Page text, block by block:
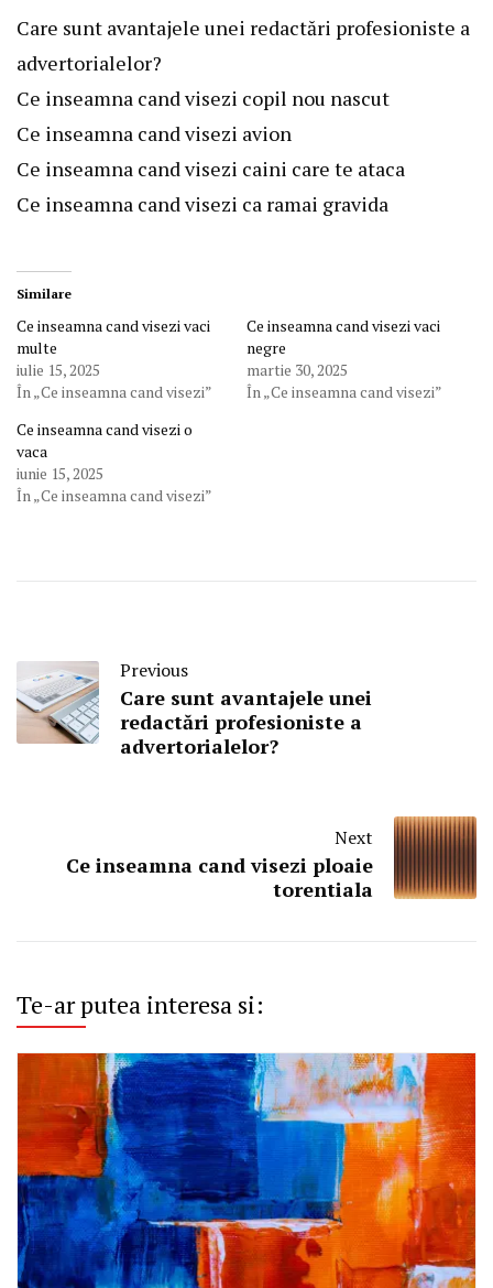
Care sunt avantajele unei redactări profesioniste a
advertorialelor?
Ce inseamna cand visezi copil nou nascut
Ce inseamna cand visezi avion
Ce inseamna cand visezi caini care te ataca
Ce inseamna cand visezi ca ramai gravida
Similare
Ce inseamna cand visezi vaci
multe
iulie 15, 2025
În „Ce inseamna cand visezi”
Ce inseamna cand visezi vaci
negre
martie 30, 2025
În „Ce inseamna cand visezi”
Ce inseamna cand visezi o
vaca
iunie 15, 2025
În „Ce inseamna cand visezi”
Previous
Care sunt avantajele unei
redactări profesioniste a
advertorialelor?
Next
Ce inseamna cand visezi ploaie
torentiala
Te-ar putea interesa si: